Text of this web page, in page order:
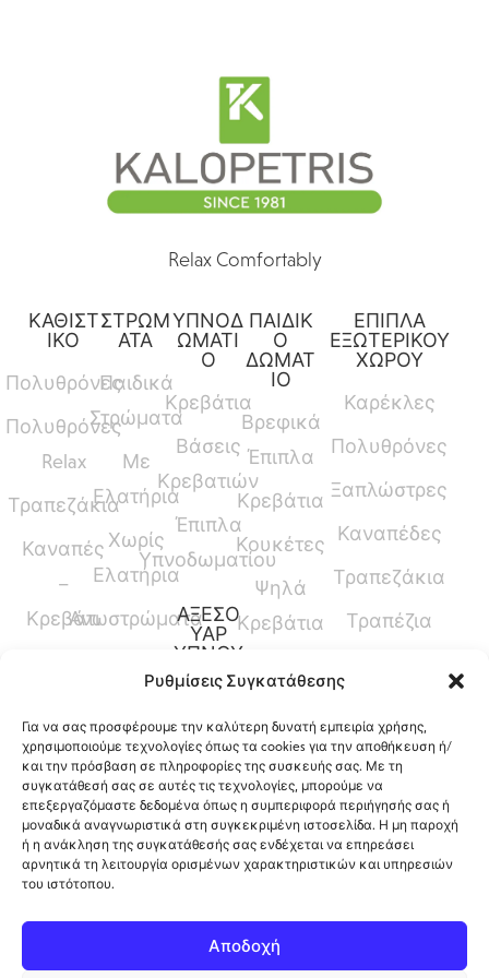
Ρυθμίσεις Συγκατάθεσης
Για να σας προσφέρουμε την καλύτερη δυνατή εμπειρία χρήσης,
χρησιμοποιούμε τεχνολογίες όπως τα cookies για την αποθήκευση ή/
και την πρόσβαση σε πληροφορίες της συσκευής σας. Με τη
συγκατάθεσή σας σε αυτές τις τεχνολογίες, μπορούμε να
επεξεργαζόμαστε δεδομένα όπως η συμπεριφορά περιήγησής σας ή
μοναδικά αναγνωριστικά στη συγκεκριμένη ιστοσελίδα. Η μη παροχή
ή η ανάκληση της συγκατάθεσής σας ενδέχεται να επηρεάσει
αρνητικά τη λειτουργία ορισμένων χαρακτηριστικών και υπηρεσιών
του ιστότοπου.
Αποδοχή
Relax Comfortably
ΚΑΘΙΣΤ
ΙΚΟ
Πολυθρόνες
Πολυθρόνες
Relax
Τραπεζάκια
Καναπές
–
Κρεβάτι
ΣΤΡΩΜ
ΑΤΑ
Παιδικά
Στρώματα
Με
Ελατήρια
Χωρίς
Ελατήρια
Ανωστρώματα
ΥΠΝΟΔ
ΩΜΑΤΙ
Ο
Κρεβάτια
Βάσεις
Κρεβατιών
Έπιπλα
Υπνοδωματίου
ΑΞΕΣΟ
ΥΑΡ
ΥΠΝΟΥ
Παπλώματα
Μαξιλάρια
Προστατευτικά
Καλύμματα
ΠΑΙΔΙΚ
Ο
ΔΩΜΑΤ
ΙΟ
Βρεφικά
Έπιπλα
Κρεβάτια
Κουκέτες
Ψηλά
Κρεβάτια
Ύψους
Γραφεία
ΕΠΙΠΛΑ
ΕΞΩΤΕΡΙΚΟΥ
ΧΩΡΟΥ
Καρέκλες
Πολυθρόνες
Ξαπλώστρες
Καναπέδες
Τραπεζάκια
Τραπέζια
12ο Χλμ. Ρόδου-Λίνδου, Φαληράκι, Ρόδος,
Ελλάδα